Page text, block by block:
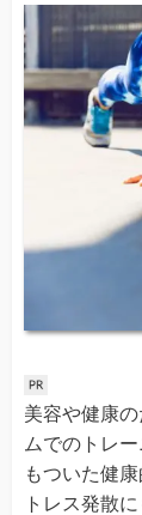
美容や健康
ムでのトレ
もついた健
トレス発散